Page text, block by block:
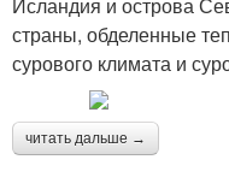
страны, обделенные
сурового климата и
читать дальше →